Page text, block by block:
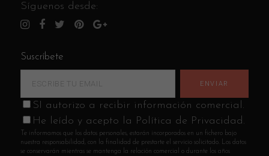
Síguenos desde:
Suscríbete
SI autorizo a recibir información comercial.
He leído y acepto la Política de Privacidad.
Te informamos que los datos personales, estarán incorporados en un fichero bajo
nuestra responsabilidad, con la finalidad de prestarte el servicio solicitado. Los datos
se conservarán mientras se mantenga la relación comercial o durante los años